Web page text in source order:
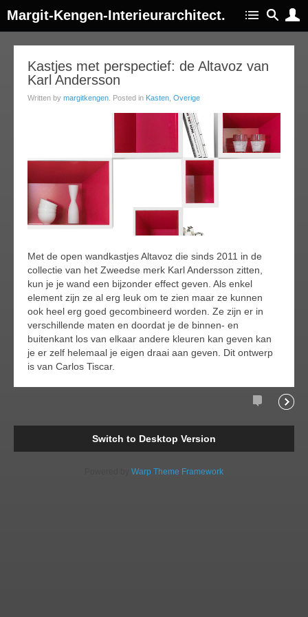
Margit-Kengen-Interieurarchitect.
Kastjes met perspectief: de Altavoz van
Karl Andersson
Written by margitkengen . Posted in Kasten Overige
Met de open wandkastjes Altavoz die sinds 2011 in de
collectie van het Zweedse merk Karl Andersson zitten,
kun je je wand een bijzonder effect geven. Als enkel
element zijn ze al erg leuk om te zien maar ze kunnen
ook heel erg goed gecombineerd worden. Ze zijn er in
verschillende maten en doordat je de binnen- en
buitenkant los van elkaar andere kleuren kan geven kan
je er zelf helemaal je eigen draai aan geven. Dit ontwerp
is van Carlos Tiscar.
Comments
Switch to Desktop Version
Warp Theme Framework